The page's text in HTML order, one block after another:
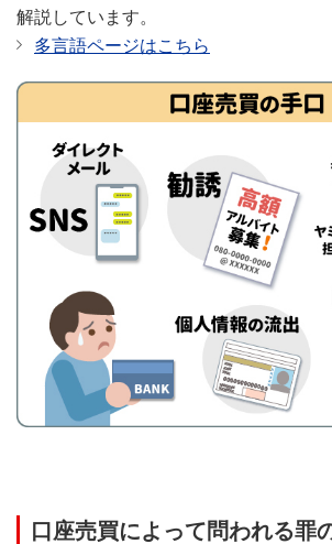
解説しています。
多言語ページはこちら
口座売買によって問われる罪